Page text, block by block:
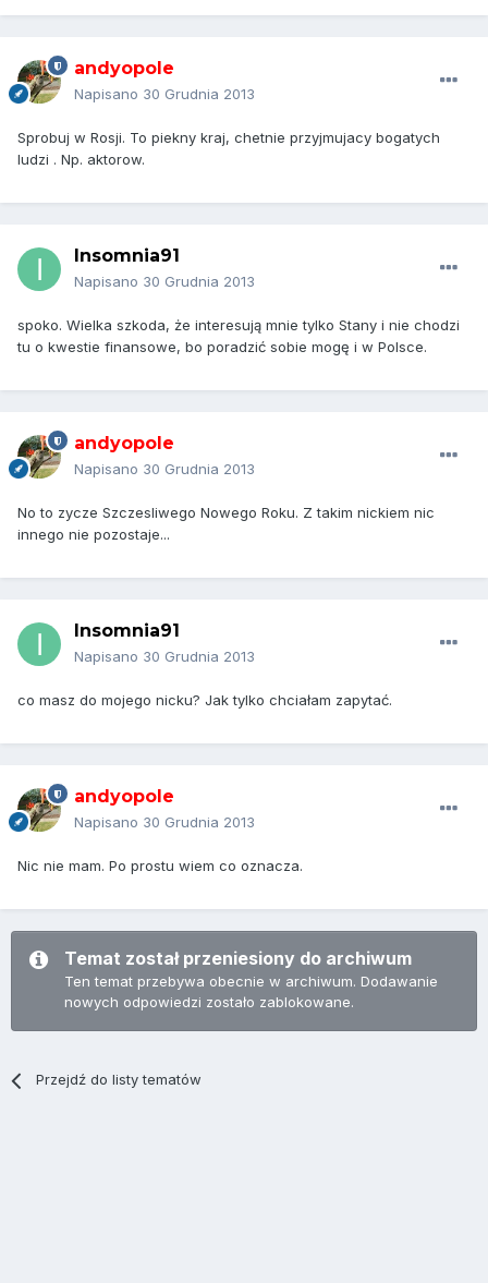
andyopole
Napisano 30 Grudnia 2013
Sprobuj w Rosji. To piekny kraj, chetnie przyjmujacy bogatych
ludzi . Np. aktorow.
Insomnia91
Napisano 30 Grudnia 2013
spoko. Wielka szkoda, że interesują mnie tylko Stany i nie chodzi
tu o kwestie finansowe, bo poradzić sobie mogę i w Polsce.
andyopole
Napisano 30 Grudnia 2013
No to zycze Szczesliwego Nowego Roku. Z takim nickiem nic
innego nie pozostaje...
Insomnia91
Napisano 30 Grudnia 2013
co masz do mojego nicku? Jak tylko chciałam zapytać.
andyopole
Napisano 30 Grudnia 2013
Nic nie mam. Po prostu wiem co oznacza.
Temat został przeniesiony do archiwum
Ten temat przebywa obecnie w archiwum. Dodawanie
nowych odpowiedzi zostało zablokowane.
Przejdź do listy tematów